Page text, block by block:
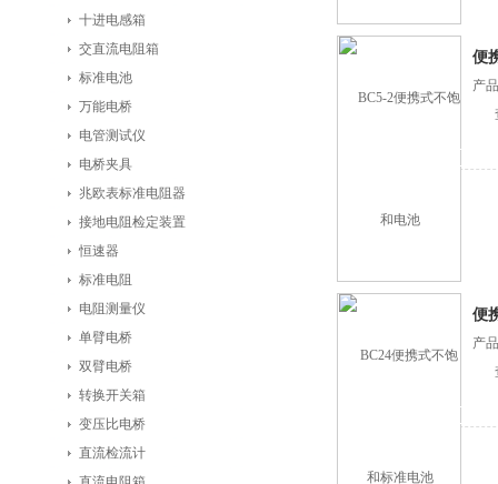
十进电感箱
交直流电阻箱
标准电池
万能电桥
电管测试仪
电桥夹具
兆欧表标准电阻器
接地电阻检定装置
恒速器
标准电阻
电阻测量仪
单臂电桥
双臂电桥
转换开关箱
变压比电桥
直流检流计
便
产
便
产